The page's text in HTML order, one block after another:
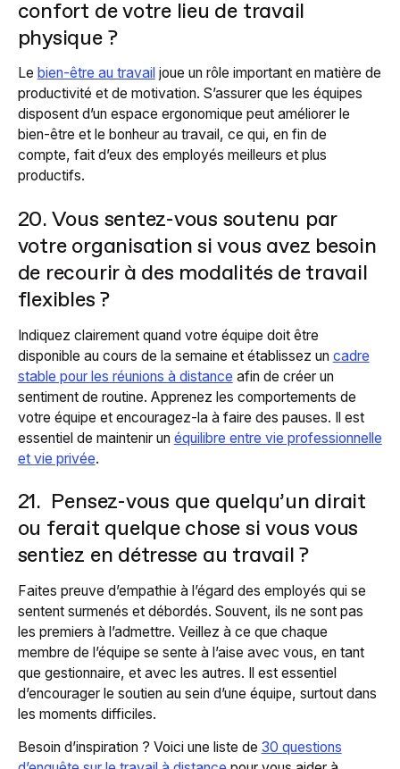
confort de votre lieu de travail
physique ?
Le bien-être au travail joue un rôle important en matière de
productivité et de motivation. S’assurer que les équipes
disposent d’un espace ergonomique peut améliorer le
bien-être et le bonheur au travail, ce qui, en fin de
compte, fait d’eux des employés meilleurs et plus
productifs.
20. Vous sentez-vous soutenu par
votre organisation si vous avez besoin
de recourir à des modalités de travail
flexibles ?
Indiquez clairement quand votre équipe doit être
disponible au cours de la semaine et établissez un cadre
stable pour les réunions à distance afin de créer un
sentiment de routine. Apprenez les comportements de
votre équipe et encouragez-la à faire des pauses. Il est
essentiel de maintenir un équilibre entre vie professionnelle
et vie privée.
21. Pensez-vous que quelqu’un dirait
ou ferait quelque chose si vous vous
sentiez en détresse au travail ?
Faites preuve d’empathie à l’égard des employés qui se
sentent surmenés et débordés. Souvent, ils ne sont pas
les premiers à l’admettre. Veillez à ce que chaque
membre de l’équipe se sente à l’aise avec vous, en tant
que gestionnaire, et avec les autres. Il est essentiel
d’encourager le soutien au sein d’une équipe, surtout dans
les moments difficiles.
Besoin d’inspiration ? Voici une liste de 30 questions